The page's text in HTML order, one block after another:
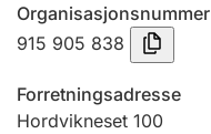
Tinglysing
Organisasjonsnummer
915 905 838
Forretningsadresse
Hordvikneset 100